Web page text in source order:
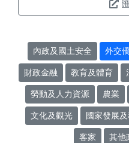
內政及國土安全 外交
財政金融 教育及體育
勞動及人力資源 農業
文化及觀光 國家發展
客家 其他